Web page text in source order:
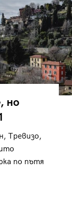
но
Тревизо,
по пътя